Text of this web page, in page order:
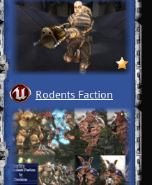
Rodents Faction